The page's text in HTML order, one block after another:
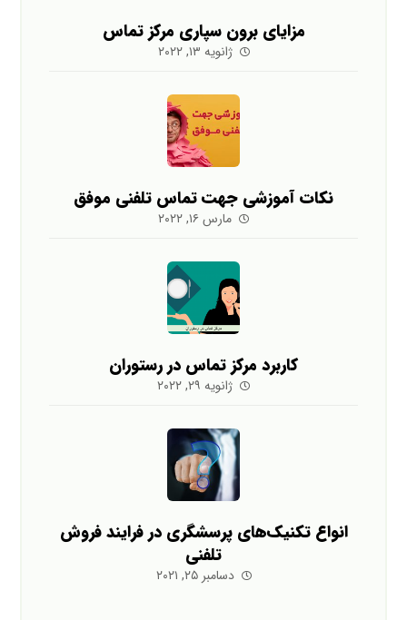
مزایای برون سپاری مرکز تماس
ژانویه ۱۳, ۲۰۲۲
نکات آموزشی جهت تماس تلفنی موفق
مارس ۱۶, ۲۰۲۲
کاربرد مرکز تماس در رستوران
ژانویه ۲۹, ۲۰۲۲
انواع تکنیک‌های پرسشگری در فرایند فروش
تلفنی
دسامبر ۲۵, ۲۰۲۱